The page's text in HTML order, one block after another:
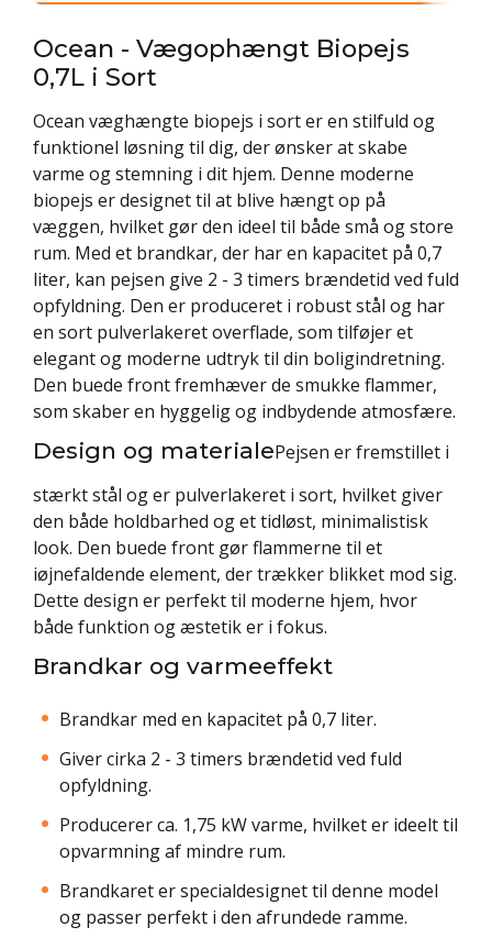
Ocean - Vægophængt Biopejs
0,7L i Sort
Ocean væghængte biopejs i sort er en stilfuld og
funktionel løsning til dig, der ønsker at skabe
varme og stemning i dit hjem. Denne moderne
biopejs er designet til at blive hængt op på
væggen, hvilket gør den ideel til både små og store
rum. Med et brandkar, der har en kapacitet på 0,7
liter, kan pejsen give 2 - 3 timers brændetid ved fuld
opfyldning. Den er produceret i robust stål og har
en sort pulverlakeret overflade, som tilføjer et
elegant og moderne udtryk til din boligindretning.
Den buede front fremhæver de smukke flammer,
som skaber en hyggelig og indbydende atmosfære.
Design og materialePejsen er fremstillet i
stærkt stål og er pulverlakeret i sort, hvilket giver
den både holdbarhed og et tidløst, minimalistisk
look. Den buede front gør flammerne til et
iøjnefaldende element, der trækker blikket mod sig.
Dette design er perfekt til moderne hjem, hvor
både funktion og æstetik er i fokus.
Brandkar og varmeeffekt
Brandkar med en kapacitet på 0,7 liter.
Giver cirka 2 - 3 timers brændetid ved fuld
opfyldning.
Producerer ca. 1,75 kW varme, hvilket er ideelt til
opvarmning af mindre rum.
Brandkaret er specialdesignet til denne model
og passer perfekt i den afrundede ramme.